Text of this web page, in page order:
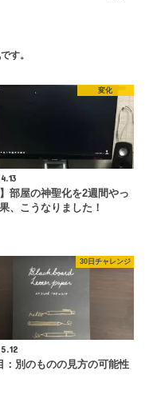
す。
変化
】部屋の神聖化を2週間やっ
、こうなりました！
30日チャレンジ
：別のものの見方の可能性